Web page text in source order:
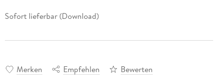
Sofort lieferbar (Download)
Merken Empfehlen Bewerten